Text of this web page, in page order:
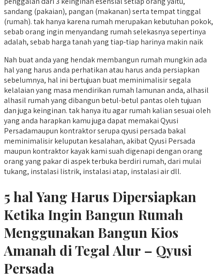
sandang (pakaian), pangan (makanan) serta tempat tinggal
(rumah). tak hanya karena rumah merupakan kebutuhan pokok,
sebab orang ingin menyandang rumah selekasnya sepertinya
adalah, sebab harga tanah yang tiap-tiap harinya makin naik
Nah buat anda yang hendak membangun rumah mungkin ada
hal yang harus anda perhatikan atau harus anda persiapkan
sebelumnya, hal ini bertujuan buat meminimalisir segala
kelalaian yang masa mendirikan rumah lamunan anda, alhasil
alhasil rumah yang dibangun betul-betul pantas oleh tujuan
dan juga keinginan. tak hanya itu agar rumah kalian sesuai oleh
yang anda harapkan kamu juga dapat memakai Qyusi
Persadamaupun kontraktor serupa qyusi persada bakal
meminimalisir keluputan kesalahan, akibat Qyusi Persada
maupun kontraktor kayak kami suah digenapi dengan orang
orang yang pakar di aspek terbuka berdiri rumah, dari mulai
tukang, instalasi listrik, instalasi atap, instalasi air dll.
5 hal Yang Harus Dipersiapkan
Ketika Ingin Bangun Rumah
Menggunakan Bangun Kios
Amanah di Tegal Alur – Qyusi
Persada